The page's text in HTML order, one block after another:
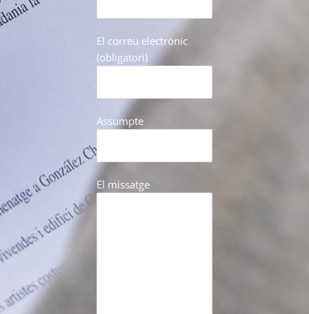
El correu electrònic
(obligatori)
Assumpte
El missatge